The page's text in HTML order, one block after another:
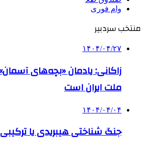
وام فوری
منتخب سردبیر
۱۴۰۴/۰۴/۲۷
زاکانی: یادمان «بچه‌های
ملت ایران است
۱۴۰۴/۰۴/۰۴
جنگ شناختی هیبریدی یا